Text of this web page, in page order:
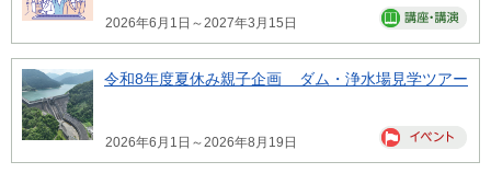
2026年6月1日～2027年3月15日
令和8年度夏休み親子企画 ダム・浄水場見学ツアー
2026年6月1日～2026年8月19日